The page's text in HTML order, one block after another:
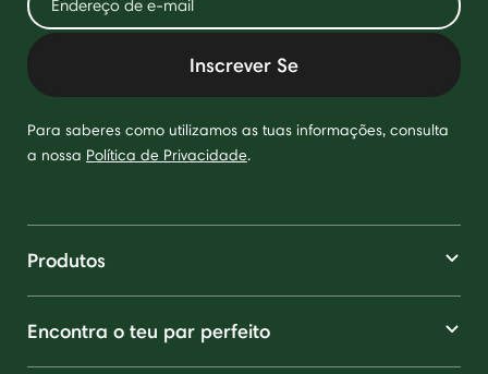
Inscrever Se
Para saberes como utilizamos as tuas informações, consulta
a nossa Política de Privacidade.
Produtos
Encontra o teu par perfeito